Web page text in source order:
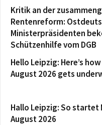
Kritik an der
Rentenreform:
Ministerpräsidenten
Schützenhilfe vom DGB
Hello Leipzig: Here’s
August 2026 gets
Hallo Leipzig: So
August 2026